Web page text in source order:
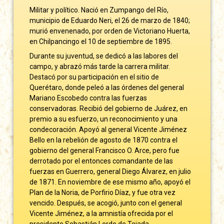
Militar y político. Nació en Zumpango del Río,
municipio de Eduardo Neri, el 26 de marzo de 1840;
murió envenenado, por orden de Victoriano Huerta,
en Chilpancingo el 10 de septiembre de 1895.
Durante su juventud, se dedicó a las labores del
campo, y abrazó más tarde la carrera militar.
Destacó por su participación en el sitio de
Querétaro, donde peleó a las órdenes del general
Mariano Escobedo contra las fuerzas
conservadoras. Recibió del gobierno de Juárez, en
premio a su esfuerzo, un reconocimiento y una
condecoración. Apoyó al general Vicente Jiménez
Bello en la rebelión de agosto de 1870 contra el
gobierno del general Francisco O. Arce, pero fue
derrotado por el entonces comandante de las
fuerzas en Guerrero, general Diego Álvarez, en julio
de 1871. En noviembre de ese mismo año, apoyó el
Plan de la Noria, de Porfirio Díaz, y fue otra vez
vencido. Después, se acogió, junto con el general
Vicente Jiménez, a la amnistía ofrecida por el